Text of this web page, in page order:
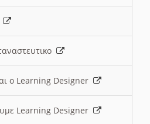
ο Learning Designer
Learning Designer